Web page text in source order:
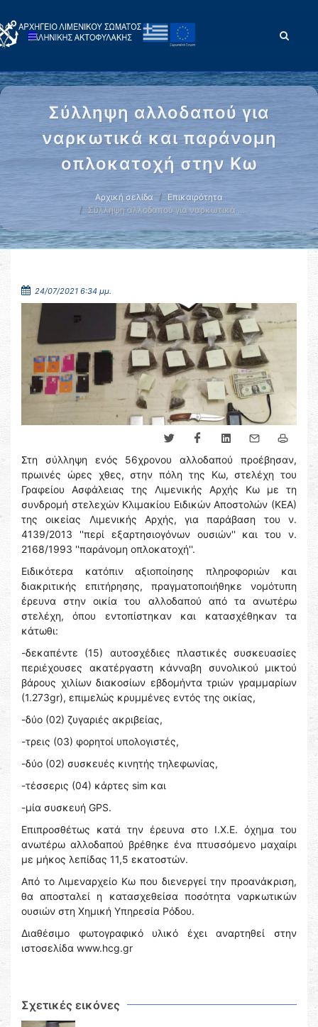
Σύλληψη αλλοδαπού για
ναρκωτικά και παράνομη
οπλοκατοχή στην Κω
Αρχική σελίδα
Επικαιρότητα
Σύλληψη αλλοδαπού για ναρκωτικά …
24/07/2021 6:34 μμ.
Στη σύλληψη ενός 56χρονου αλλοδαπού προέβησαν,
πρωινές ώρες χθες, στην πόλη της Κω, στελέχη του
Γραφείου Ασφάλειας της Λιμενικής Αρχής Κω με τη
συνδρομή στελεχών Κλιμακίου Ειδικών Αποστολών (ΚΕΑ)
της οικείας Λιμενικής Αρχής, για παράβαση του ν.
4139/2013 ''περί εξαρτησιογόνων ουσιών'' και του ν.
2168/1993 ''παράνομη οπλοκατοχή''.
Ειδικότερα κατόπιν αξιοποίησης πληροφοριών και
διακριτικής επιτήρησης, πραγματοποιήθηκε νομότυπη
έρευνα στην οικία του αλλοδαπού από τα ανωτέρω
στελέχη, όπου εντοπίστηκαν και κατασχέθηκαν τα
κάτωθι:
-δεκαπέντε (15) αυτοσχέδιες πλαστικές συσκευασίες
περιέχουσες ακατέργαστη κάνναβη συνολικού μικτού
βάρους χιλίων διακοσίων εβδομήντα τριών γραμμαρίων
(1.273gr), επιμελώς κρυμμένες εντός της οικίας,
-δύο (02) ζυγαριές ακριβείας,
-τρεις (03) φορητοί υπολογιστές,
-δύο (02) συσκευές κινητής τηλεφωνίας,
-τέσσερις (04) κάρτες sim και
-μία συσκευή GPS.
Επιπροσθέτως κατά την έρευνα στο Ι.Χ.Ε. όχημα του
ανωτέρω αλλοδαπού βρέθηκε ένα πτυσσόμενο μαχαίρι
με μήκος λεπίδας 11,5 εκατοστών.
Από το Λιμεναρχείο Κω που διενεργεί την προανάκριση,
θα αποσταλεί η κατασχεθείσα ποσότητα ναρκωτικών
ουσιών στη Χημική Υπηρεσία Ρόδου.
Διαθέσιμο φωτογραφικό υλικό έχει αναρτηθεί στην
ιστοσελίδα www.hcg.gr
Σχετικές εικόνες